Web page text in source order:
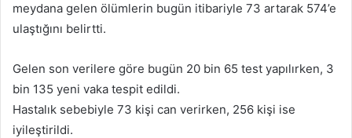
meydana gelen ölümlerin bugün itibariyle 73 artarak 574’e
ulaştığını belirtti.
Gelen son verilere göre bugün 20 bin 65 test yapılırken, 3
bin 135 yeni vaka tespit edildi.
Hastalık sebebiyle 73 kişi can verirken, 256 kişi ise
iyileştirildi.